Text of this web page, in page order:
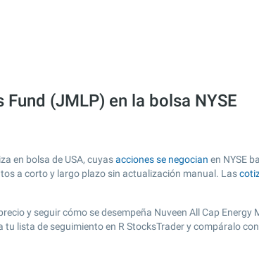
(JMLP) en la bolsa NYSE
en bolsa de USA, cuyasacciones se negocian en NYSE
a corto y largo plazo sin actualización manual. Las
y seguir cómo se desempeña Nuveen All Cap
tu lista de seguimiento en R StocksTrader y compáralo